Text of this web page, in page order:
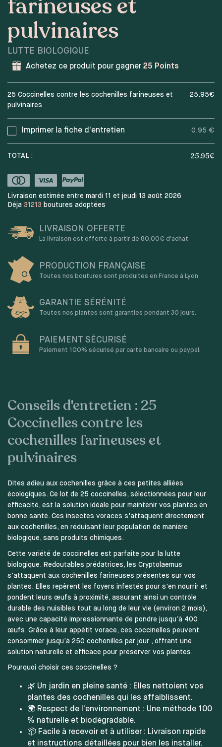
pulvinaires
LUTTE BIOLOGIQUE
Achetez ce produit pour gagner 25 Points
25 Coccinelles contre les cochenilles farineuses et
pulvinaires
25.95€
Imprimer la fiche d'entretien 0.95 €
TOTAL : 25.95€
Livraison estimée entre mardi 11 et jeudi 13 août 2026
Déja 31213 boutures adoptées
LIVRAISON OFFERTE
La livraison est offerte à partir de 80,00€ d'achat
PRODUCTION FRANÇAISE
Toutes nos boutures sont produites en France à Lyon
GARANTIE SÉRÉNITÉ
Toutes nos plantes sont garanties pendant 30 jours.
PAIEMENT SÉCURISÉ
Paiement 100% sécurisé par carte bancaire ou paypal.
Conseils d'entretien : 25
Coccinelles contre les
cochenilles farineuses et
pulvinaires
Dites adieu aux cochenilles grâce à ces petites alliées
écologiques. Ce lot de 25 coccinelles, sélectionnées pour leur
efficacité, est la solution idéale pour maintenir vos plantes en
bonne santé. Ces insectes voraces s'attaquent directement
aux cochenilles, en réduisant leur population de manière
biologique, sans produits chimiques.
Cette variété de coccinelles est parfaite pour la lutte
biologique. Redoutables prédatrices, les Cryptolaemus
s'attaquent aux cochenilles farineuses présentes sur vos
plantes. Elles repèrent les foyers infestés pour s'en nourrir et
pondent leurs œufs à proximité, assurant ainsi un contrôle
durable des nuisibles tout au long de leur vie (environ 2 mois),
avec une capacité impressionnante de pondre jusqu’à 400
œufs. Grâce à leur appétit vorace, ces coccinelles peuvent
consommer jusqu’à 250 cochenilles par jour , offrant une
solution naturelle et efficace pour préserver vos plantes.
Pourquoi choisir ces coccinelles ?
🌿 Un jardin en pleine santé : Elles nettoient vos
plantes des cochenilles qui les affaiblissent.
🌍 Respect de l'environnement : Une méthode 100
% naturelle et biodégradable.
📦 Facile à recevoir et à utiliser : Livraison rapide
et instructions détaillées pour bien les installer.